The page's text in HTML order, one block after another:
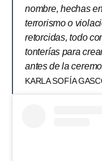
nombre, hechas
terrorismo o
retorcidas, todo
tonterías para
antes de la
KARLA SOFÍA